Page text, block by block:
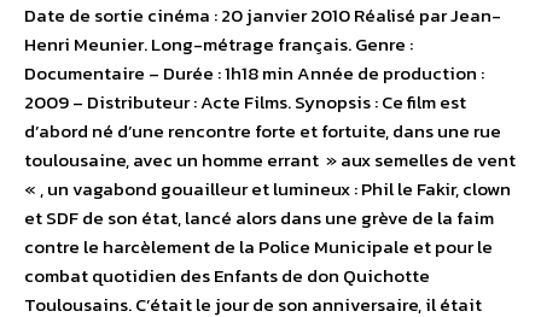
Date de sortie cinéma : 20 janvier 2010 Réalisé par Jean-
Henri Meunier. Long-métrage français. Genre :
Documentaire – Durée : 1h18 min Année de production :
2009 – Distributeur : Acte Films. Synopsis : Ce film est
d’abord né d’une rencontre forte et fortuite, dans une rue
toulousaine, avec un homme errant » aux semelles de vent
« , un vagabond gouailleur et lumineux : Phil le Fakir, clown
et SDF de son état, lancé alors dans une grève de la faim
contre le harcèlement de la Police Municipale et pour le
combat quotidien des Enfants de don Quichotte
Toulousains. C’était le jour de son anniversaire, il était